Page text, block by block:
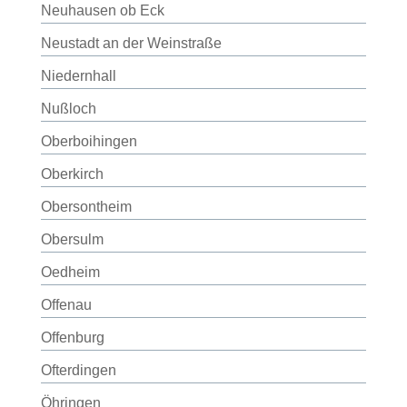
Neuhausen ob Eck
Neustadt an der Weinstraße
Niedernhall
Nußloch
Oberboihingen
Oberkirch
Obersontheim
Obersulm
Oedheim
Offenau
Offenburg
Ofterdingen
Öhringen